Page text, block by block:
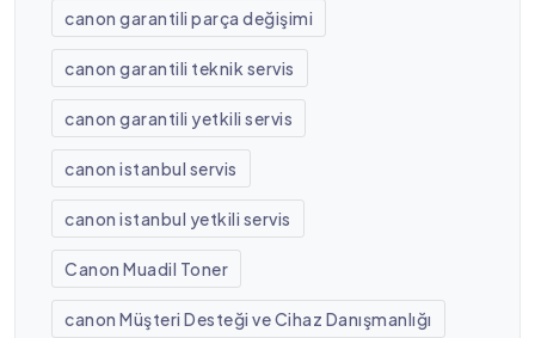
canon garantili parça değişimi
canon garantili teknik servis
canon garantili yetkili servis
canon istanbul servis
canon istanbul yetkili servis
Canon Muadil Toner
canon Müşteri Desteği ve Cihaz Danışmanlığı